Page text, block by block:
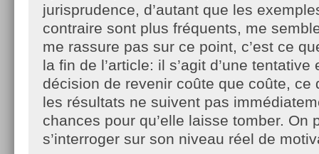
jurisprudence, d’autant que les
contraire sont plus fréquents, me
me rassure pas sur ce point, c’est ce
la fin de l’article: il s’agit d’une tentative
décision de revenir coûte que coûte, ce
les résultats ne suivent pas
chances pour qu’elle laisse tomber. On
s’interroger sur son niveau réel de